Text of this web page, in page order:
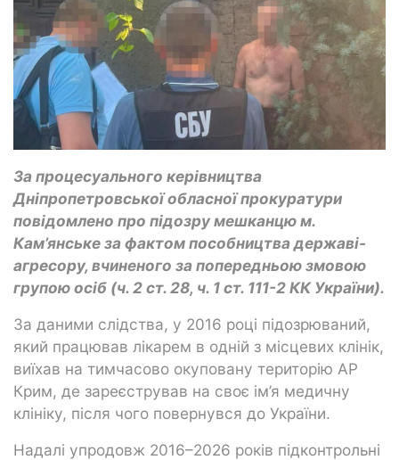
За процесуального керівництва
Дніпропетровської обласної прокуратури
повідомлено про підозру мешканцю м.
Кам’янське за фактом пособництва державі-
агресору, вчиненого за попередньою змовою
групою осіб (ч. 2 ст. 28, ч. 1 ст. 111-2 КК України).
За даними слідства, у 2016 році підозрюваний,
який працював лікарем в одній з місцевих клінік,
виїхав на тимчасово окуповану територію АР
Крим, де зареєстрував на своє ім’я медичну
клініку, після чого повернувся до України.
Надалі упродовж 2016–2026 років підконтрольні